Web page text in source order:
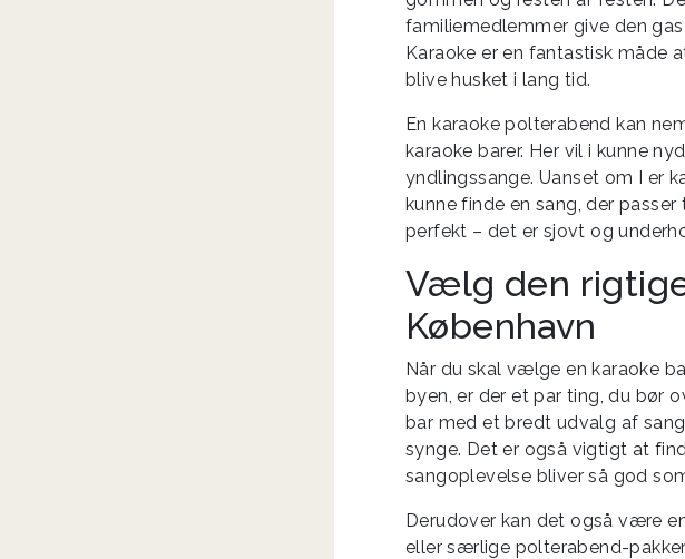
familiemedlemmer give den
Karaoke er en fantastisk måde
blive husket i lang tid.
En karaoke polterabend kan
karaoke barer. Her vil i kunne
yndlingssange. Uanset om I er
kunne finde en sang, der
perfekt – det er sjovt og
Vælg den
København
Når du skal vælge en karaoke
byen, er der et par ting, du bør
bar med et bredt udvalg af
synge. Det er også vigtigt at
sangoplevelse bliver så god
Derudover kan det også være
eller særlige polterabend-